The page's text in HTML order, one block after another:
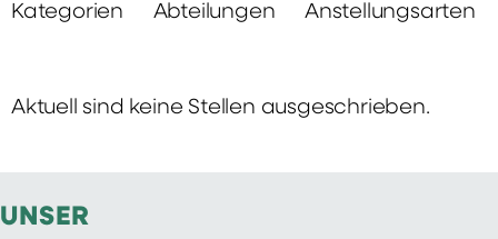
Kategorien Abteilungen Anstellungsarten
Aktuell sind keine Stellen ausgeschrieben.
UNSER